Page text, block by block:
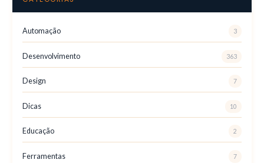
Automação 3
Desenvolvimento 363
Design 7
Dicas 10
Educação 2
Ferramentas 7